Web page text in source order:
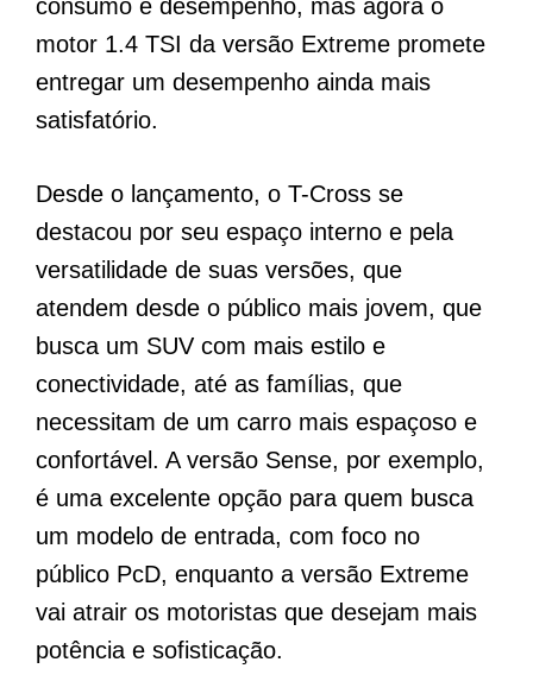
consumo e desempenho, mas agora o
motor 1.4 TSI da versão Extreme promete
entregar um desempenho ainda mais
satisfatório.
Desde o lançamento, o T-Cross se
destacou por seu espaço interno e pela
versatilidade de suas versões, que
atendem desde o público mais jovem, que
busca um SUV com mais estilo e
conectividade, até as famílias, que
necessitam de um carro mais espaçoso e
confortável. A versão Sense, por exemplo,
é uma excelente opção para quem busca
um modelo de entrada, com foco no
público PcD, enquanto a versão Extreme
vai atrair os motoristas que desejam mais
potência e sofisticação.